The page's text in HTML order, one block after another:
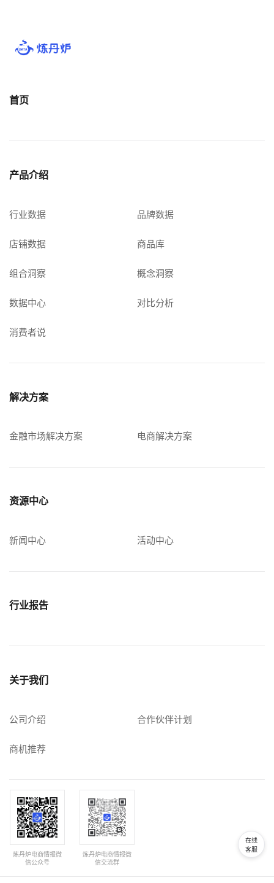
首页
产品介绍
行业数据 品牌数据
店铺数据 商品库
组合洞察 概念洞察
数据中心 对比分析
消费者说
解决方案
金融市场解决方案 电商解决方案
资源中心
新闻中心 活动中心
行业报告
关于我们
公司介绍 合作伙伴计划
商机推荐
炼丹炉电商情报微
信公众号
炼丹炉电商情报微
信交流群
在线
客服